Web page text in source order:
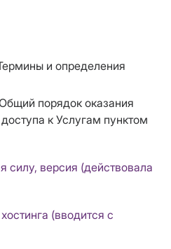
и определения
порядок оказания
к Услугам пунктом
версия (действовала
(вводится с